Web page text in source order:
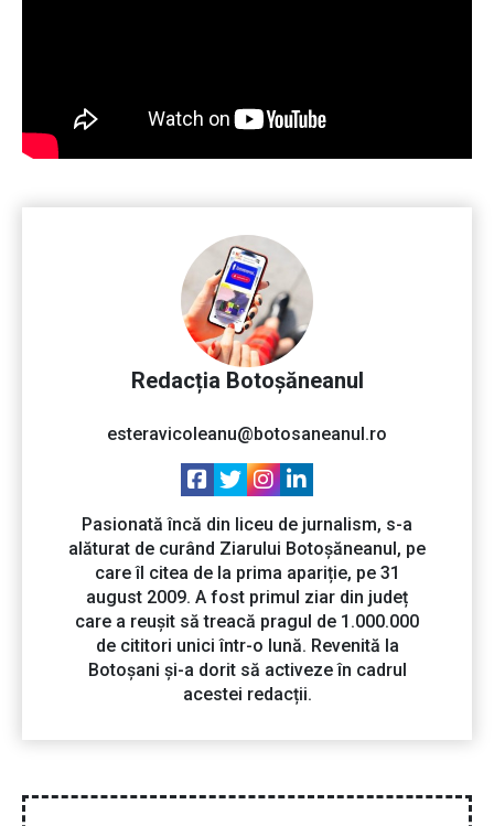
Redacția Botoșăneanul
esteravicoleanu@botosaneanul.ro
Pasionată încă din liceu de jurnalism, s-a
alăturat de curând Ziarului Botoșăneanul, pe
care îl citea de la prima apariție, pe 31
august 2009. A fost primul ziar din județ
care a reușit să treacă pragul de 1.000.000
de cititori unici într-o lună. Revenită la
Botoșani și-a dorit să activeze în cadrul
acestei redacții.